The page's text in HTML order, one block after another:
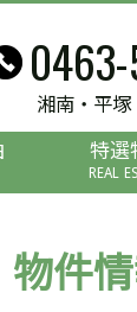
湘南・平
特選
REAL
情